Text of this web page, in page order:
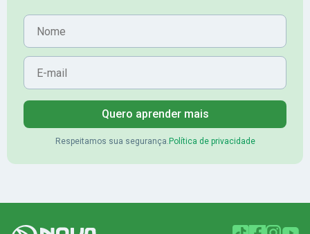
Nome
E-mail
Quero aprender mais
Respeitamos sua segurança. Política de privacidade